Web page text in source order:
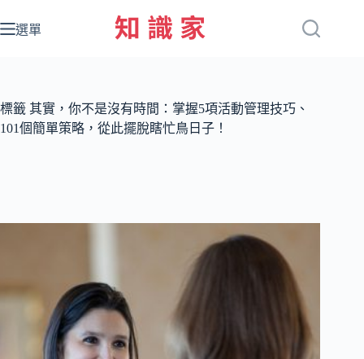
至
容
選單
標籤 其實，你不是沒有時間：掌握5項活動管理技巧、
101個簡單策略，從此擺脫瞎忙鳥日子！